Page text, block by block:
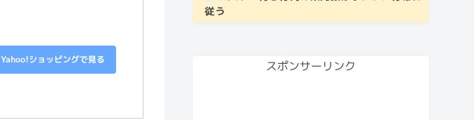
Yahoo!ショッピングで見る
従う
M/G/∞ 待ち行列の系内数はなぜポアソン分
スポンサーリンク